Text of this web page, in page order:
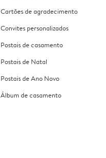
Cartões de agradecimento
Convites personalizados
Postais de casamento
Postais de Natal
Postais de Ano Novo
Álbum de casamento